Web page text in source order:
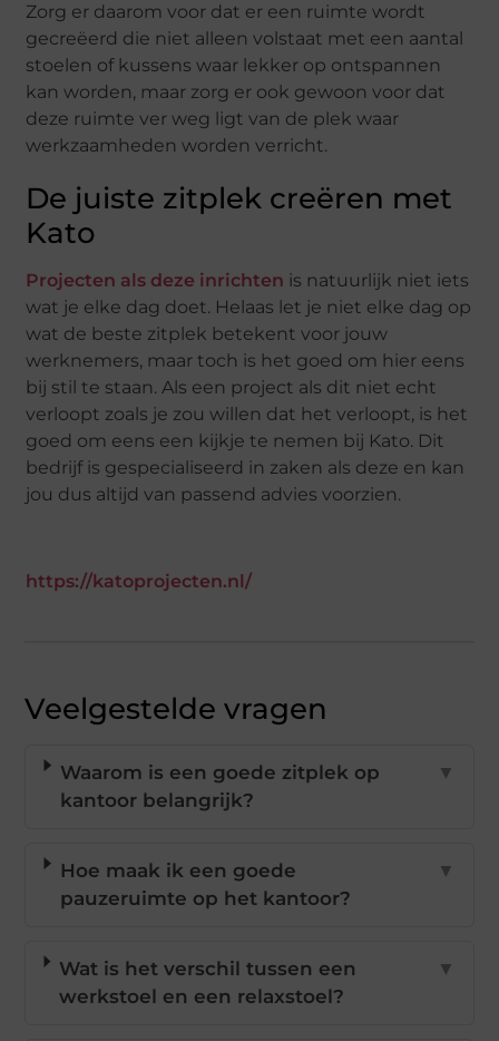
Zorg er daarom voor dat er een ruimte wordt
gecreëerd die niet alleen volstaat met een aantal
stoelen of kussens waar lekker op ontspannen
kan worden, maar zorg er ook gewoon voor dat
deze ruimte ver weg ligt van de plek waar
werkzaamheden worden verricht.
De juiste zitplek creëren met
Kato
Projecten als deze inrichten is natuurlijk niet iets
wat je elke dag doet. Helaas let je niet elke dag op
wat de beste zitplek betekent voor jouw
werknemers, maar toch is het goed om hier eens
bij stil te staan. Als een project als dit niet echt
verloopt zoals je zou willen dat het verloopt, is het
goed om eens een kijkje te nemen bij Kato. Dit
bedrijf is gespecialiseerd in zaken als deze en kan
jou dus altijd van passend advies voorzien.
https://katoprojecten.nl/
Veelgestelde vragen
Waarom is een goede zitplek op
kantoor belangrijk?
▼
Hoe maak ik een goede
pauzeruimte op het kantoor?
▼
Wat is het verschil tussen een
werkstoel en een relaxstoel?
▼